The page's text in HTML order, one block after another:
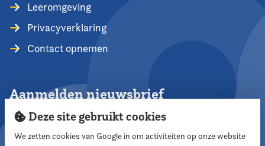
Leeromgeving
Privacyverklaring
Contact opnemen
Aanmelden nieuwsbrief
Deze site gebruikt cookies
We zetten cookies van Google in om activiteiten op onze website